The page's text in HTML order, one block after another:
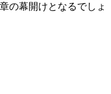
の幕開けとなるでしょ